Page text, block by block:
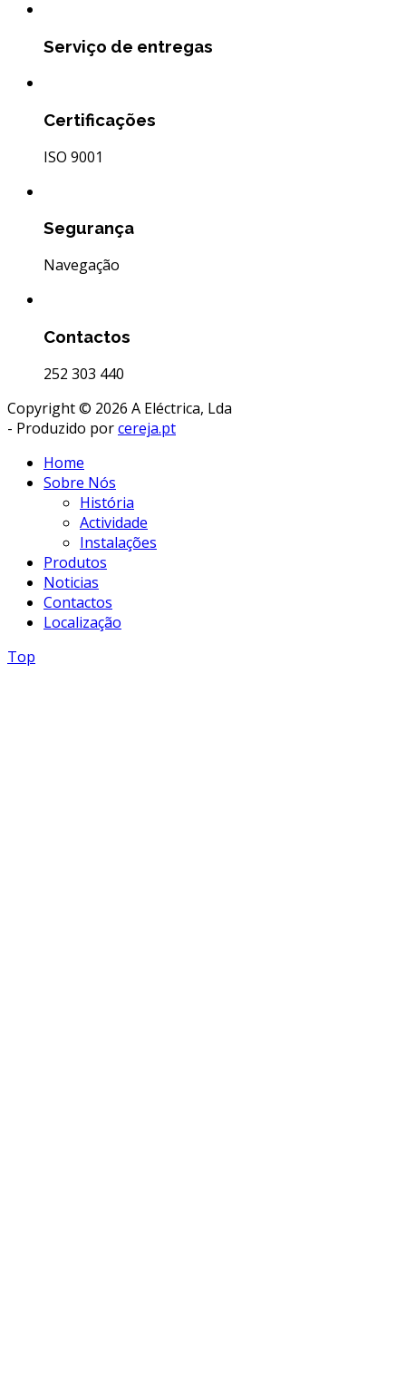
Serviço de entregas
Certificações
ISO 9001
Segurança
Navegação
Contactos
252 303 440
Copyright © 2026 A Eléctrica, Lda
- Produzido porcereja.pt
Home
Sobre Nós
História
Actividade
Instalações
Produtos
Noticias
Contactos
Localização
Top